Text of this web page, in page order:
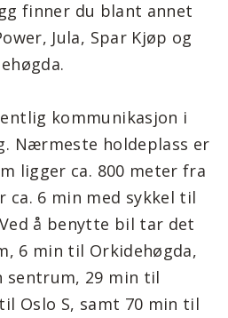
finner du blant annet
Jula, Spar Kjøp og
kommunikasjon i
Nærmeste holdeplass er
ligger ca. 800 meter fra
ca. 6 min med sykkel til
å benytte bil tar det
6 min til Orkidehøgda,
sentrum, 29 min til
Oslo S, samt 70 min til